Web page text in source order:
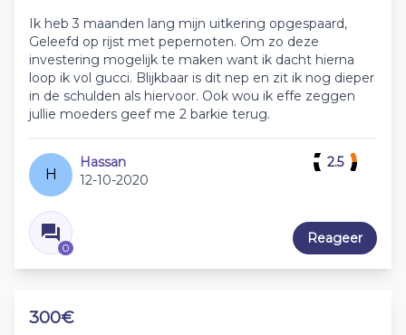
Ik heb 3 maanden lang mijn uitkering opgespaard,
Geleefd op rijst met pepernoten. Om zo deze
investering mogelijk te maken want ik dacht hierna
loop ik vol gucci. Blijkbaar is dit nep en zit ik nog dieper
in de schulden als hiervoor. Ook wou ik effe zeggen
jullie moeders geef me 2 barkie terug.
H
Hassan
12-10-2020
0
2.5
Reageer
300€